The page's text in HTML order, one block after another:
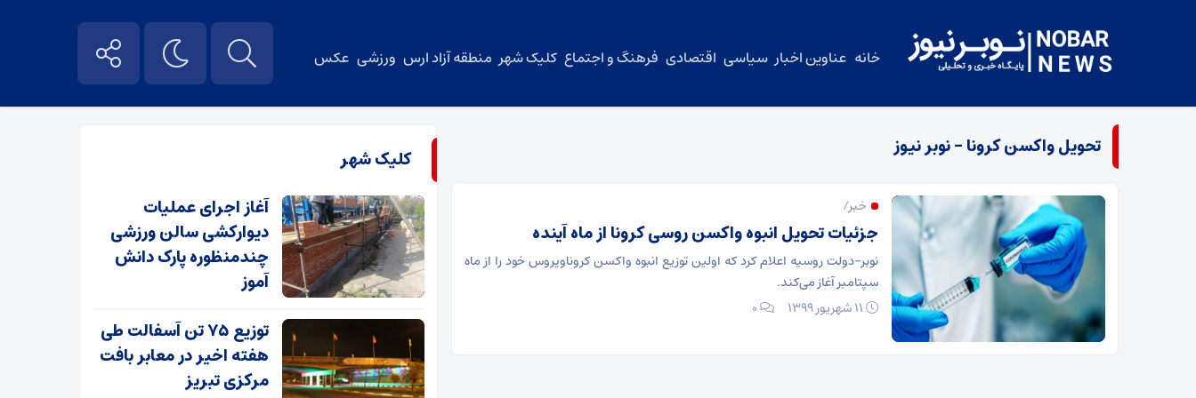
خانه عناوین اخبار سیاسی اقتصادی فرهنگ و اجتماع کلیک شهر منطقه آزاد ارس ورزشی عکس
تحویل واکسن کرونا – نوبر نیوز
خبر/
جزئیات تحویل انبوه واکسن روسی کرونا از ماه آینده
نوبر-دولت روسیه اعلام کرد که اولین توزیع انبوه واکسن کروناویروس خود را از ماه
سپتامبر آغاز می‌کند.
۰
کلیک شهر
آغاز اجرای عملیات
دیوارکشی سالن ورزشی
چندمنظوره پارک دانش
آموز
توزیع ۷۵ تن آسفالت طی
هفته اخیر در معابر بافت
مرکزی تبریز